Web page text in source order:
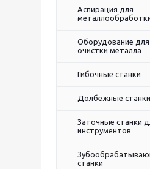
Аспирация для
Оборудование для
очистки металла
Гибочные станки
Долбежные станки
Заточные станки
инструментов
станки